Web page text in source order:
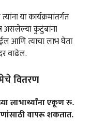
या कार्यक्रमांतर्गत
असलेल्या कुटुंबांना
आणि त्याचा लाभ घेता
वाढेल.
वितरण
लाभार्थ्यांना एकूण रु.
वापरू शकतात.